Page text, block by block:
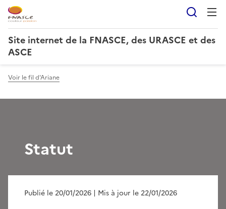
Site internet de la FNASCE, des URASCE et des
ASCE
Voir le fil d'Ariane
Statut
Publié le 20/01/2026 | Mis à jour le 22/01/2026